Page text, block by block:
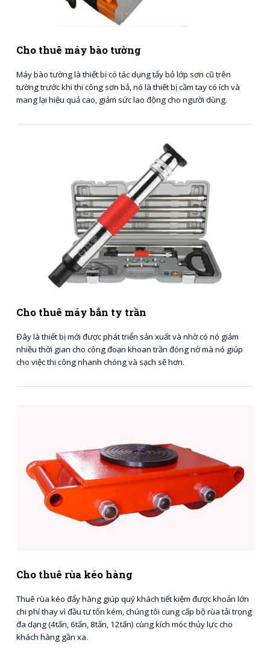
Cho thuê máy bào tường
Máy bào tường là thiết bị có tác dụng tẩy bỏ lớp sơn cũ trên
tường trước khi thi công sơn bả, nó là thiết bị cầm tay có ích và
mang lại hiệu quả cao, giảm sức lao động cho người dùng.
Cho thuê máy bắn ty trần
Đây là thiết bị mới được phát triển sản xuất và nhờ có nó giảm
nhiều thời gian cho công đoạn khoan trần đóng nở mà nó giúp
cho việc thi công nhanh chóng và sạch sẽ hơn.
Cho thuê rùa kéo hàng
Thuê rùa kéo đẩy hàng giúp quý khách tiết kiệm được khoản lớn
chi phí thay vì đầu tư tốn kém, chúng tôi cung cấp bộ rùa tải trọng
đa dạng (4tấn, 6tấn, 8tấn, 12tấn) cùng kích móc thủy lực cho
khách hàng gần xa.